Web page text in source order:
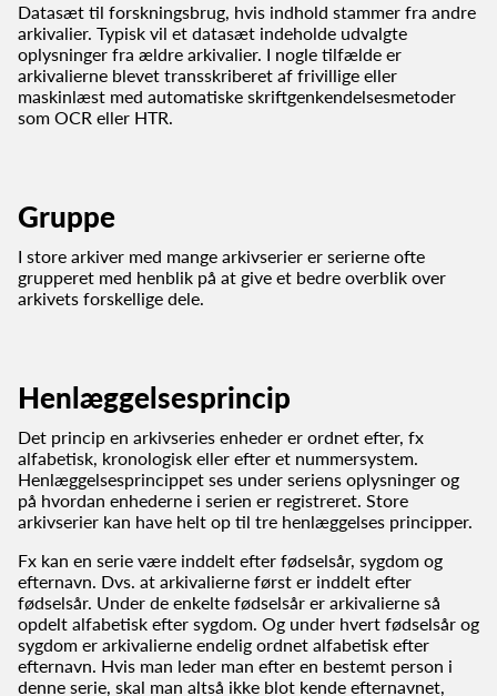
Datasæt til forskningsbrug, hvis indhold stammer fra andre
arkivalier. Typisk vil et datasæt indeholde udvalgte
oplysninger fra ældre arkivalier. I nogle tilfælde er
arkivalierne blevet transskriberet af frivillige eller
maskinlæst med automatiske skriftgenkendelsesmetoder
som OCR eller HTR.
Gruppe
I store arkiver med mange arkivserier er serierne ofte
grupperet med henblik på at give et bedre overblik over
arkivets forskellige dele.
Henlæggelsesprincip
Det princip en arkivseries enheder er ordnet efter, fx
alfabetisk, kronologisk eller efter et nummersystem.
Henlæggelsesprincippet ses under seriens oplysninger og
på hvordan enhederne i serien er registreret. Store
arkivserier kan have helt op til tre henlæggelses principper.
Fx kan en serie være inddelt efter fødselsår, sygdom og
efternavn. Dvs. at arkivalierne først er inddelt efter
fødselsår. Under de enkelte fødselsår er arkivalierne så
opdelt alfabetisk efter sygdom. Og under hvert fødselsår og
sygdom er arkivalierne endelig ordnet alfabetisk efter
efternavn. Hvis man leder man efter en bestemt person i
denne serie, skal man altså ikke blot kende efternavnet,